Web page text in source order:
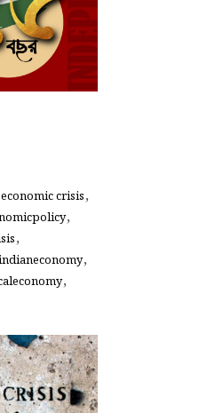
economic crisis,
,
,
,
,